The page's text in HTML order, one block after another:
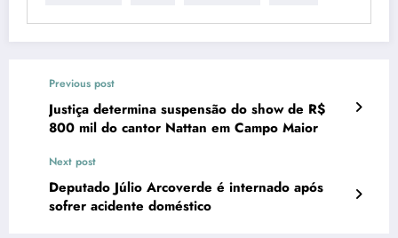
Previous post
Justiça determina suspensão do show de R$
800 mil do cantor Nattan em Campo Maior
Next post
Deputado Júlio Arcoverde é internado após
sofrer acidente doméstico